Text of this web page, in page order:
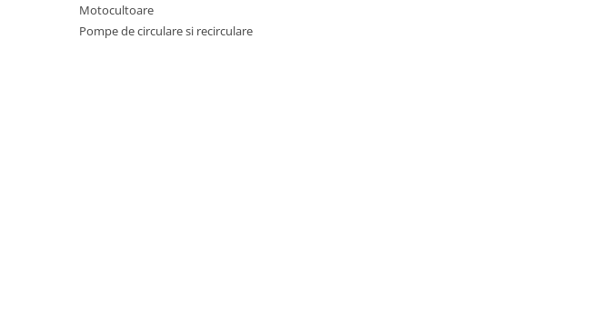
Accesorii aparatele de spalat cu
Motocultoare
Pompe de circulare si recirculare